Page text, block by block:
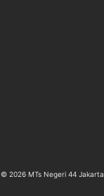
© 2026 MTs Negeri 44 Jakarta